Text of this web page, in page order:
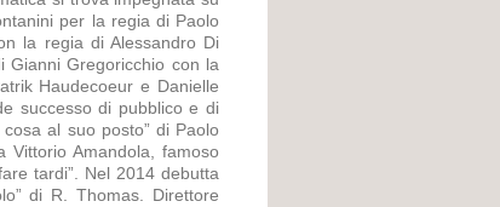
per la regia di Paolo
la regia di Alessandro Di
Gianni Gregoricchio con la
Haudecoeur e Danielle
successo di pubblico e di
al suo posto” di Paolo
Amandola, famoso
tardi”. Nel 2014 debutta
di R. Thomas. Direttore